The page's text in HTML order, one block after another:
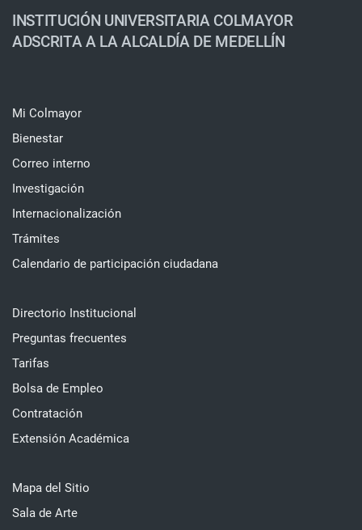
INSTITUCIÓN UNIVERSITARIA COLMAYOR
ADSCRITA A LA ALCALDÍA DE MEDELLÍN
Mi Colmayor
Bienestar
Correo interno
Investigación
Internacionalización
Trámites
Calendario de participación ciudadana
Directorio Institucional
Preguntas frecuentes
Tarifas
Bolsa de Empleo
Contratación
Extensión Académica
Mapa del Sitio
Sala de Arte